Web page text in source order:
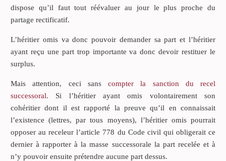
dispose qu’il faut tout réévaluer au jour le plus proche du
partage rectificatif.
L’héritier omis va donc pouvoir demander sa part et l’héritier
ayant reçu une part trop importante va donc devoir restituer le
surplus.
Mais attention, ceci sans compter la sanction du recel
successoral. Si l’héritier ayant omis volontairement son
cohéritier dont il est rapporté la preuve qu’il en connaissait
l’existence (lettres, par tous moyens), l’héritier omis pourrait
opposer au receleur l’article 778 du Code civil qui obligerait ce
dernier à rapporter à la masse successorale la part recelée et à
n’y pouvoir ensuite prétendre aucune part dessus.